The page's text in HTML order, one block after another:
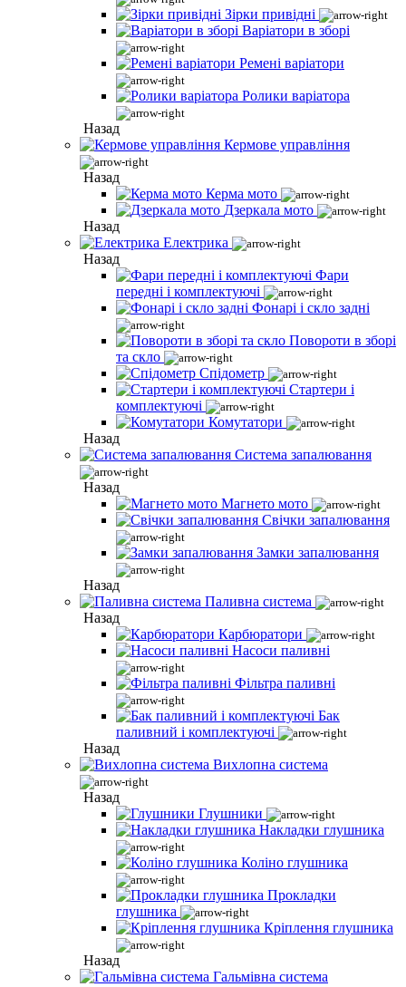
Зірки привідні
Варіатори в зборі
Ремені варіатори
Ролики варіатора
Назад
Кермове управління
Назад
Керма мото
Дзеркала мото
Назад
Електрика
Назад
Фари
передні і комплектуючі
Фонарі і скло задні
Повороти в зборі
та скло
Спідометр
Стартери і
комплектуючі
Комутатори
Назад
Система запалювання
Назад
Магнето мото
Свічки запалювання
Замки запалювання
Назад
Паливна система
Назад
Карбюратори
Насоси паливні
Фільтра паливні
Бак
паливний і комплектуючі
Назад
Вихлопна система
Назад
Глушники
Накладки глушника
Коліно глушника
Прокладки
глушника
Кріплення глушника
Назад
Гальмівна система